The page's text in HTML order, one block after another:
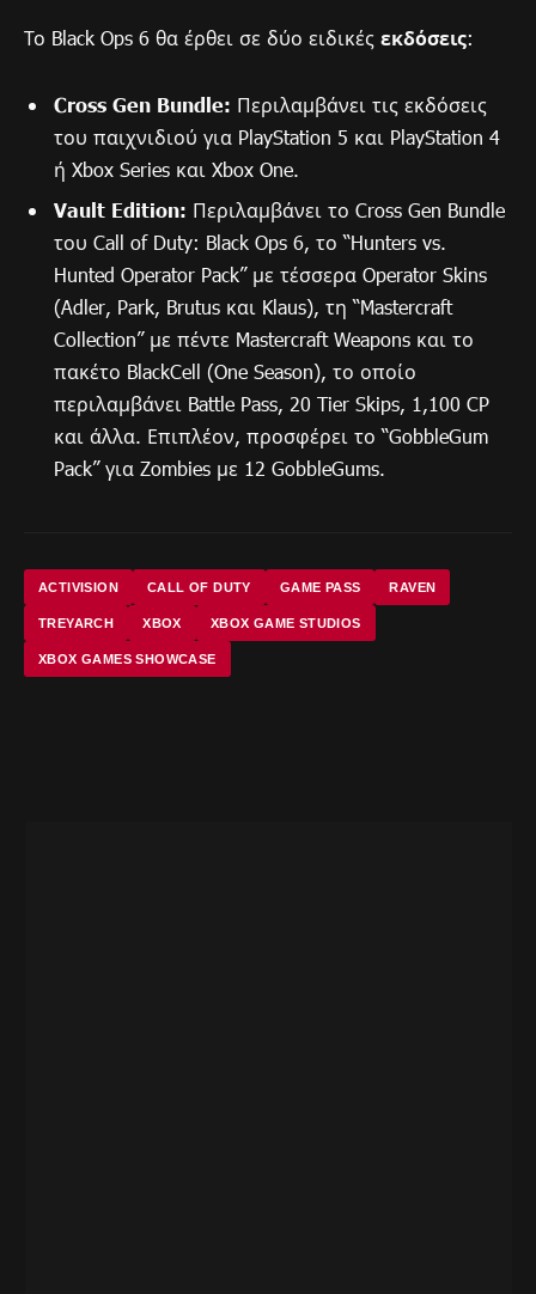
Το Black Ops 6 θα έρθει σε δύο ειδικές εκδόσεις:
Cross Gen Bundle: Περιλαμβάνει τις εκδόσεις
του παιχνιδιού για PlayStation 5 και PlayStation 4
ή Xbox Series και Xbox One.
Vault Edition: Περιλαμβάνει το Cross Gen Bundle
του Call of Duty: Black Ops 6, το “Hunters vs.
Hunted Operator Pack” με τέσσερα Operator Skins
(Adler, Park, Brutus και Klaus), τη “Mastercraft
Collection” με πέντε Mastercraft Weapons και το
πακέτο BlackCell (One Season), το οποίο
περιλαμβάνει Battle Pass, 20 Tier Skips, 1,100 CP
και άλλα. Επιπλέον, προσφέρει το “GobbleGum
Pack” για Zombies με 12 GobbleGums.
ACTIVISION CALL OF DUTY GAME PASS RAVEN
TREYARCH XBOX XBOX GAME STUDIOS
XBOX GAMES SHOWCASE